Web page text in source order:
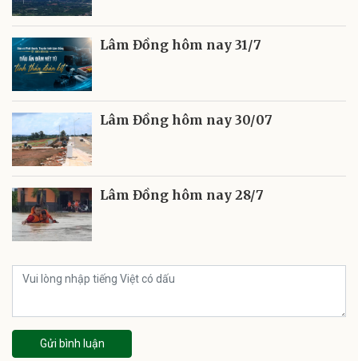
Lâm Đồng hôm nay 31/7
Lâm Đồng hôm nay 30/07
Lâm Đồng hôm nay 28/7
Gửi bình luận